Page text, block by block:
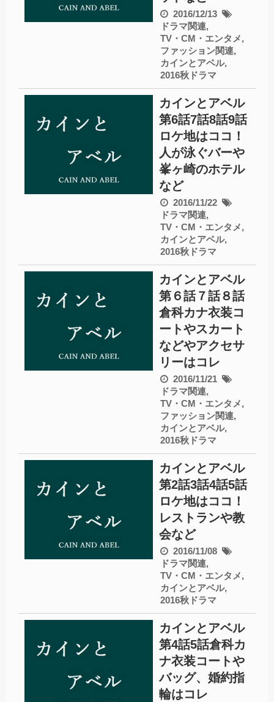
2016/12/13
ドラマ関連,
TV・CM・エンタメ,
ファッション関連,
カインとアベル,
2016秋ドラマ
カインとアベル
第6話7話8話9話
ロケ地はココ！
人が泳ぐバーや
峯ヶ崎のホテル
など
2016/11/22
ドラマ関連,
TV・CM・エンタメ,
カインとアベル,
2016秋ドラマ
カインとアベル
第６話７話８話
倉科カナ衣装コ
ートやスカート
などやアクセサ
リーはコレ
2016/11/21
ドラマ関連,
TV・CM・エンタメ,
ファッション関連,
カインとアベル,
2016秋ドラマ
カインとアベル
第2話3話4話5話
ロケ地はココ！
レストランや教
会など
2016/11/08
ドラマ関連,
TV・CM・エンタメ,
カインとアベル,
2016秋ドラマ
カインとアベル
第4話5話倉科カ
ナ衣装コートや
バッグ、婚約指
輪はコレ